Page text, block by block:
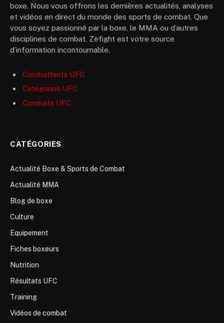
boxe. Nous vous offrons les dernières actualités, analyses
et vidéos en direct du monde des sports de combat. Que
vous soyez passionné par la boxe, le MMA ou d’autres
disciplines de combat, Zefight est votre source
d’information incontournable.
Combattants UFC
Catégories UFC
Combats UFC
CATÉGORIES
Actualité Boxe & Sports de Combat
Actualité MMA
Blog de boxe
Culture
Equipement
Fiches boxeurs
Nutrition
Résultats UFC
Training
Vidéos de combat